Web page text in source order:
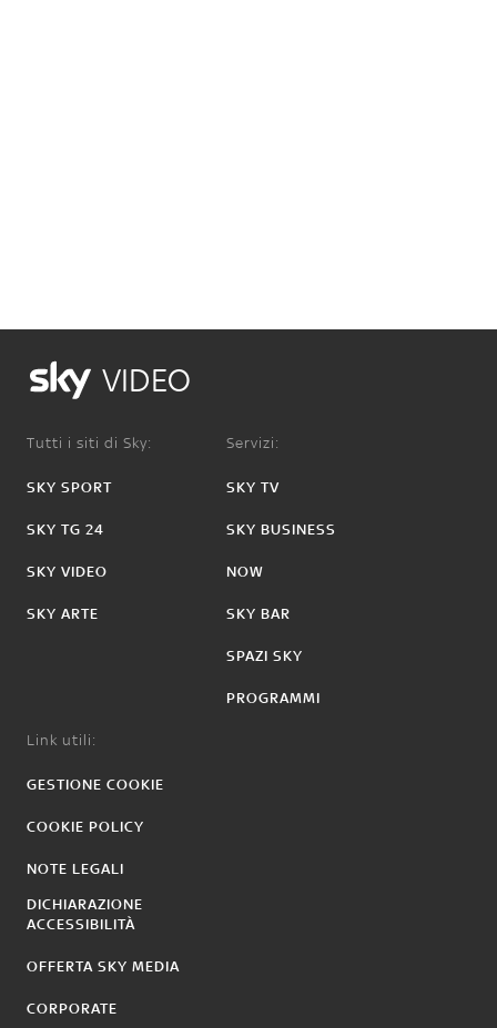
VIDEO
Tutti i siti di Sky:
SKY SPORT
SKY TG 24
SKY VIDEO
SKY ARTE
Servizi:
SKY TV
SKY BUSINESS
NOW
SKY BAR
SPAZI SKY
PROGRAMMI
Link utili:
GESTIONE COOKIE
COOKIE POLICY
NOTE LEGALI
DICHIARAZIONE
ACCESSIBILITÀ
OFFERTA SKY MEDIA
CORPORATE